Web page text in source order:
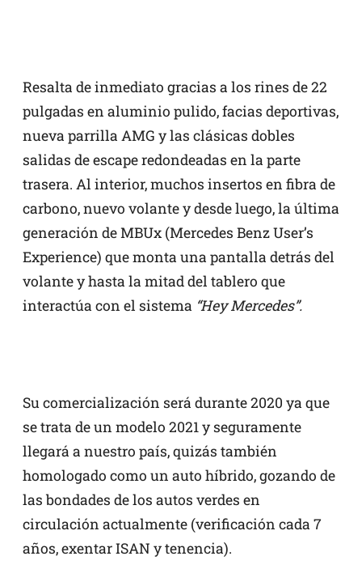
Resalta de inmediato gracias a los rines de 22
pulgadas en aluminio pulido, facias deportivas,
nueva parrilla AMG y las clásicas dobles
salidas de escape redondeadas en la parte
trasera. Al interior, muchos insertos en fibra de
carbono, nuevo volante y desde luego, la última
generación de MBUx (Mercedes Benz User’s
Experience) que monta una pantalla detrás del
volante y hasta la mitad del tablero que
interactúa con el sistema “Hey Mercedes”.
Su comercialización será durante 2020 ya que
se trata de un modelo 2021 y seguramente
llegará a nuestro país, quizás también
homologado como un auto híbrido, gozando de
las bondades de los autos verdes en
circulación actualmente (verificación cada 7
años, exentar ISAN y tenencia).